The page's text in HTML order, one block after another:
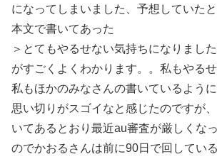
になってしまいました、予想していたと
本文で書いてあった
＞とてもやるせない気持ちになりまし
がすごくよくわかります。。私もやるせ
私もほかのみなさんの書いているよう
思い切りがスゴイなと感じたのですが
いてあるとおり最近au審査が厳しくな
のでかおるさんは前に90日で回してい